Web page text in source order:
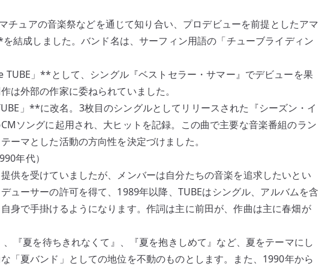
チュアの音楽祭などを通じて知り合い、プロデビューを前提としたアマ
結成しました。バンド名は、サーフィン用語の「チューブライディン
」**として、シングル『ベストセラー・サマー』でデビューを果
は外部の作家に委ねられていました。
」**に改名。3枚目のシングルとしてリリースされた『シーズン・イ
ソングに起用され、大ヒットを記録。この曲で主要な音楽番組のラン
ーマとした活動の方向性を決定づけました。
年代）
供を受けていましたが、メンバーは自分たちの音楽を追求したいとい
ューサーの許可を得て、1989年以降、TUBEはシングル、アルバムを含
身で手掛けるようになります。作詞は主に前田が、作曲は主に春畑が
『夏を待ちきれなくて』、『夏を抱きしめて』など、夏をテーマにし
「夏バンド」としての地位を不動のものとします。また、1990年から